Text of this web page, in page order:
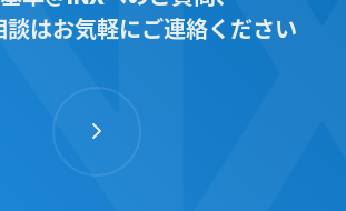
談はお気軽にご連絡ください